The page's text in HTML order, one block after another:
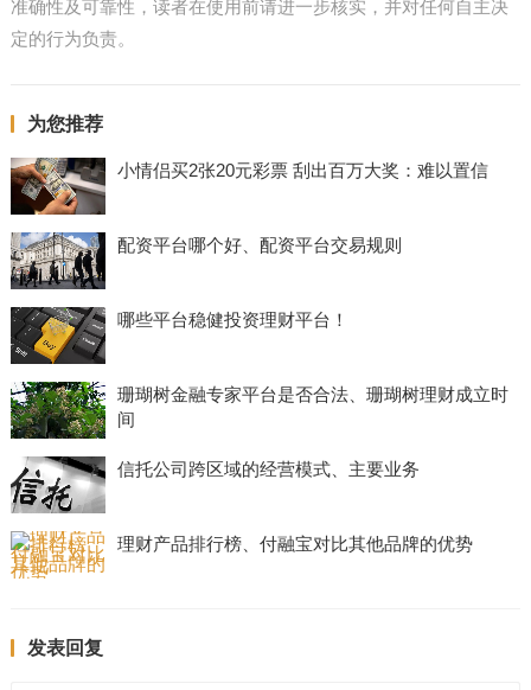
准确性及可靠性，读者在使用前请进一步核实，并对任何自主决
定的行为负责。
为您推荐
小情侣买2张20元彩票 刮出百万大奖：难以置信
配资平台哪个好、配资平台交易规则
哪些平台稳健投资理财平台！
珊瑚树金融专家平台是否合法、珊瑚树理财成立时
间
信托公司跨区域的经营模式、主要业务
理财产品排行榜、付融宝对比其他品牌的优势
发表回复